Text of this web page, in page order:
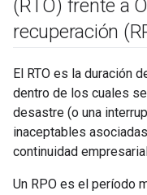
(RTO) frente a
recuperación
El RTO es la duración
dentro de los cuales
desastre (o una
inaceptables
continuidad
Un RPO es el período